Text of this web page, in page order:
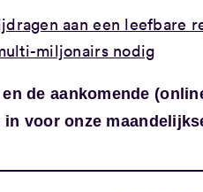
aan een leefbare
miljonairs nodig
de aankomende
voor onze